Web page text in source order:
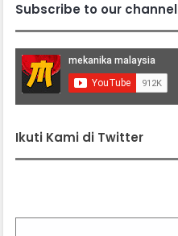
Subscribe to our channel
Ikuti Kami di Twitter